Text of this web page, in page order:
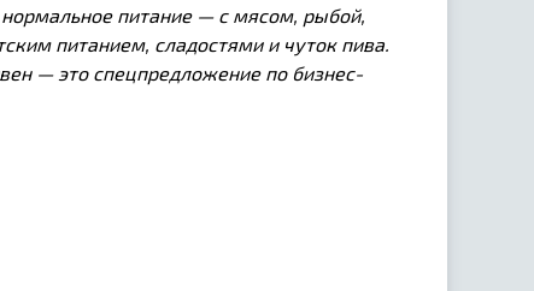
питание — с мясом, рыбой,
питанием, сладостями и чуток пива.
— это спецпредложение по бизнес-